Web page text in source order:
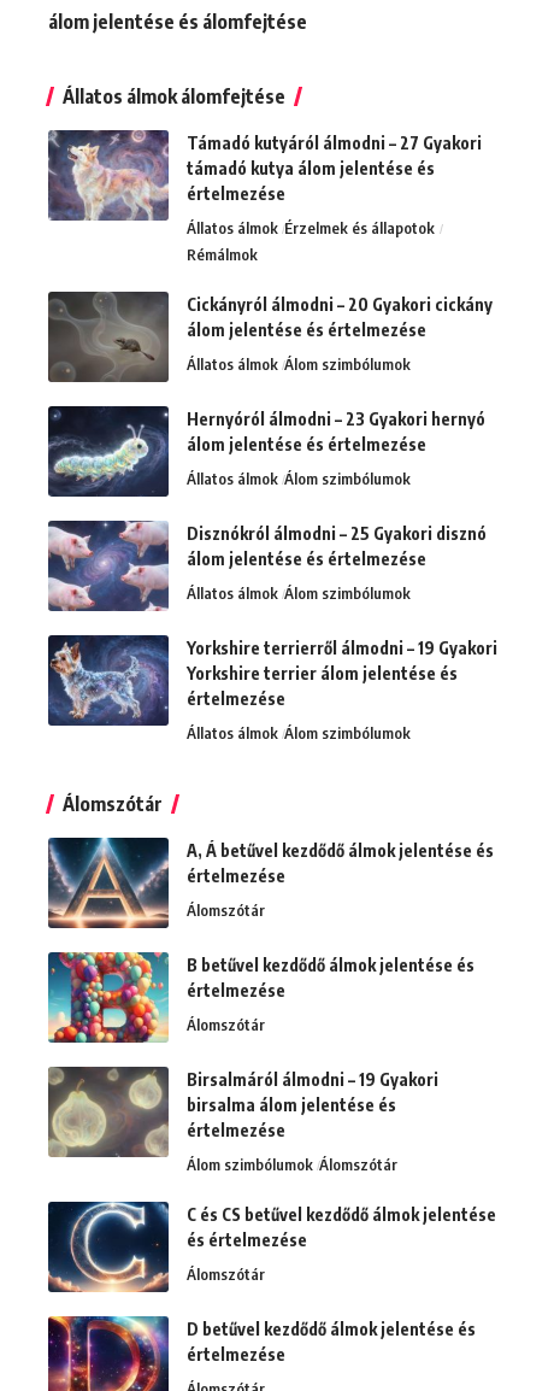
álom jelentése és álomfejtése
Állatos álmok álomfejtése
Támadó kutyáról álmodni – 27 Gyakori
támadó kutya álom jelentése és
értelmezése
Állatos álmok Érzelmek és állapotok
Rémálmok
Cickányról álmodni – 20 Gyakori cickány
álom jelentése és értelmezése
Állatos álmok Álom szimbólumok
Hernyóról álmodni – 23 Gyakori hernyó
álom jelentése és értelmezése
Állatos álmok Álom szimbólumok
Disznókról álmodni – 25 Gyakori disznó
álom jelentése és értelmezése
Állatos álmok Álom szimbólumok
Yorkshire terrierről álmodni – 19 Gyakori
Yorkshire terrier álom jelentése és
értelmezése
Állatos álmok Álom szimbólumok
Álomszótár
A, Á betűvel kezdődő álmok jelentése és
értelmezése
Álomszótár
B betűvel kezdődő álmok jelentése és
értelmezése
Álomszótár
Birsalmáról álmodni – 19 Gyakori
birsalma álom jelentése és
értelmezése
Álom szimbólumok Álomszótár
C és CS betűvel kezdődő álmok jelentése
és értelmezése
Álomszótár
D betűvel kezdődő álmok jelentése és
értelmezése